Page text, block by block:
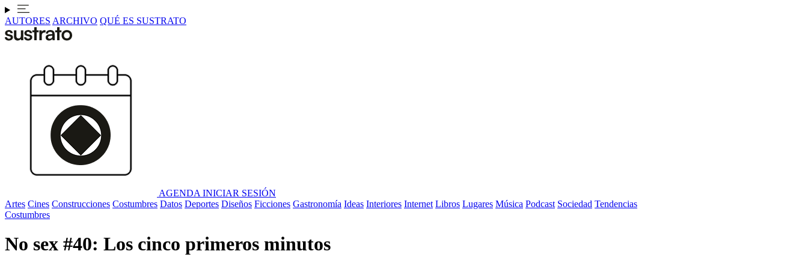
AUTORES ARCHIVO QUÉ ES SUSTRATO
AGENDA INICIAR SESIÓN
Artes Cines Construcciones Costumbres Datos Deportes Diseños Ficciones Gastronomía Ideas Interiores Internet Libros Lugares Música Podcast Sociedad Tendencias
Costumbres
No sex #40: Los cinco primeros minutos